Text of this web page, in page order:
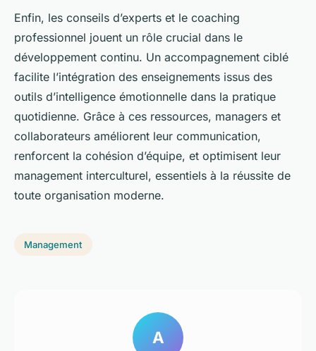
Enfin, les conseils d’experts et le coaching
professionnel jouent un rôle crucial dans le
développement continu. Un accompagnement ciblé
facilite l’intégration des enseignements issus des
outils d’intelligence émotionnelle dans la pratique
quotidienne. Grâce à ces ressources, managers et
collaborateurs améliorent leur communication,
renforcent la cohésion d’équipe, et optimisent leur
management interculturel, essentiels à la réussite de
toute organisation moderne.
Management
A